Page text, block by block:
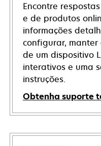
Encontre
e de produtos
informações
configurar, manter
de um dispositivo
interativos e uma
instruções.
Obtenha suporte
opens
in